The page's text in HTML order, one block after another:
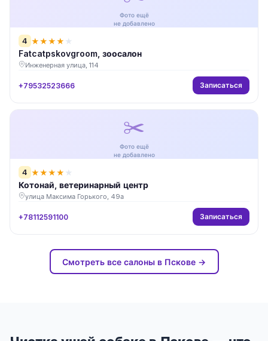
Фото ещё
не добавлено
4 ★★★★ ★
Fatcatpskovgroom, зоосалон
Инженерная улица, 114
+79532523666 Записаться
✂️
Фото ещё
не добавлено
4 ★★★★ ★
Котонай, ветеринарный центр
улица Максима Горького, 49а
+78112591100 Записаться
Смотреть все салоны в Пскове →